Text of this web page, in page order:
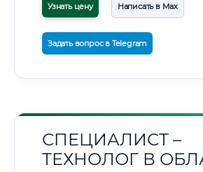
Узнать цену Написать в Max
Задать вопрос в Telegram
СПЕЦИАЛИСТ –
ТЕХНОЛОГ В